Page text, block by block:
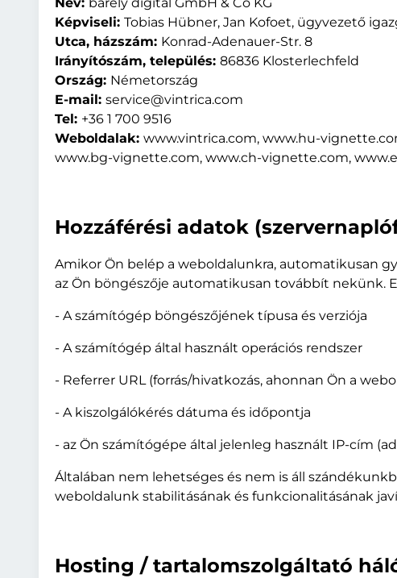
Képviseli: Tobias Hübner, Jan Kofoet, ügyvezető
Utca, házszám: Konrad-Adenauer-Str. 8
Irányítószám, település: 86836 Klosterlechfeld
Ország: Németország
E-mail: service@vintrica.com
Tel: +36 1 700 9516
Weboldalak: www.vintrica.com, www.hu-
www.bg-vignette.com, www.ch-vignette.com,
Hozzáférési adatok
Amikor Ön belép a weboldalunkra, automatikusan
az Ön böngészője automatikusan továbbít nekünk.
- A számítógép böngészőjének típusa és verziója
- A számítógép által használt operációs rendszer
- Referrer URL (forrás/hivatkozás, ahonnan Ön a
- A kiszolgálókérés dátuma és időpontja
- az Ön számítógépe által jelenleg használt IP-cím
Általában nem lehetséges és nem is áll
weboldalunk stabilitásának és funkcionalitásának
Hosting / tartalomszolgáltató